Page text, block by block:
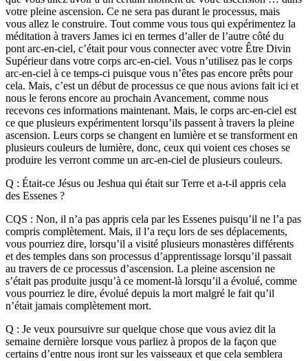
votre pleine ascension. Ce ne sera pas durant le processus, mais
vous allez le construire. Tout comme vous tous qui expérimentez la
méditation à travers James ici en termes d’aller de l’autre côté du
pont arc-en-ciel, c’était pour vous connecter avec votre Être Divin
Supérieur dans votre corps arc-en-ciel. Vous n’utilisez pas le corps
arc-en-ciel à ce temps-ci puisque vous n’êtes pas encore prêts pour
cela. Mais, c’est un début de processus ce que nous avions fait ici et
nous le ferons encore au prochain Avancement, comme nous
recevons ces informations maintenant. Mais, le corps arc-en-ciel est
ce que plusieurs expérimentent lorsqu’ils passent à travers la pleine
ascension. Leurs corps se changent en lumière et se transforment en
plusieurs couleurs de lumière, donc, ceux qui voient ces choses se
produire les verront comme un arc-en-ciel de plusieurs couleurs.
Q : Était-ce Jésus ou Jeshua qui était sur Terre et a-t-il appris cela
des Essenes ?
CQS : Non, il n’a pas appris cela par les Essenes puisqu’il ne l’a pas
compris complètement. Mais, il l’a reçu lors de ses déplacements,
vous pourriez dire, lorsqu’il a visité plusieurs monastères différents
et des temples dans son processus d’apprentissage lorsqu’il passait
au travers de ce processus d’ascension. La pleine ascension ne
s’était pas produite jusqu’à ce moment-là lorsqu’il a évolué, comme
vous pourriez le dire, évolué depuis la mort malgré le fait qu’il
n’était jamais complètement mort.
Q : Je veux poursuivre sur quelque chose que vous aviez dit la
semaine dernière lorsque vous parliez à propos de la façon que
certains d’entre nous iront sur les vaisseaux et que cela semblera